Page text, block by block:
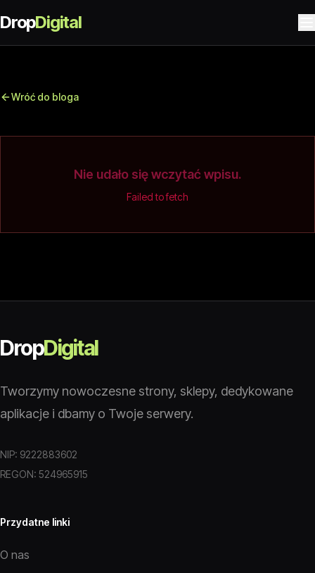
DropDigital
Wróć do bloga
Nie udało się wczytać wpisu.
Failed to fetch
DropDigital
Tworzymy nowoczesne strony, sklepy, dedykowane
aplikacje i dbamy o Twoje serwery.
NIP: 9222883602
REGON: 524965915
Przydatne linki
O nas